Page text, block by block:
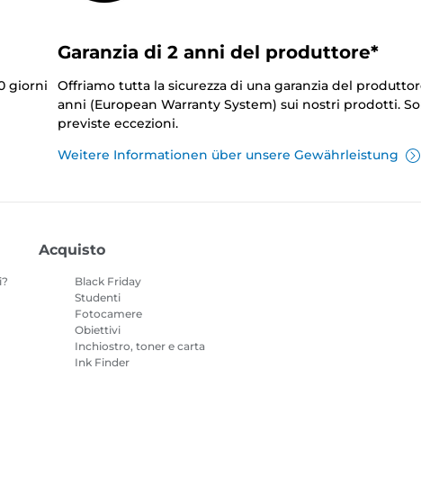
giorni
Garanzia di 2 anni del produttore*
Offriamo tutta la sicurezza di una garanzia del
anni (European Warranty System) sui nostri prodotti.
previste eccezioni.
Weitere Informationen über unsere Gewährleistung
Acquisto
Black Friday
Studenti
Fotocamere
Obiettivi
Inchiostro, toner e carta
Ink Finder